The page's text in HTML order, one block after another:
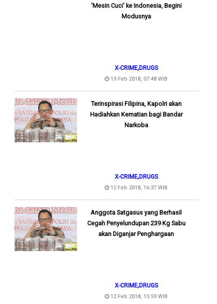
'Mesin Cuci' ke Indonesia, Begini
Modusnya
X-CRIME,DRUGS
13 Feb 2018, 07:48 WIB
Terinspirasi Filipina, Kapolri akan
Hadiahkan Kematian bagi Bandar
Narkoba
X-CRIME,DRUGS
12 Feb 2018, 16:37 WIB
Anggota Satgasus yang Berhasil
Cegah Penyelundupan 239 Kg Sabu
akan Diganjar Penghargaan
X-CRIME,DRUGS
12 Feb 2018, 15:59 WIB